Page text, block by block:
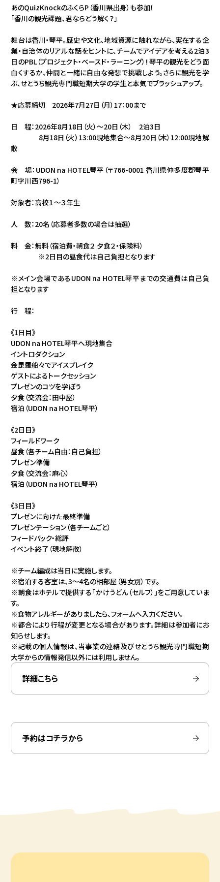
あのQuizKnockのふくらP（香川県出身）も参加！
「香川の観光課題、君ならどう解く？」
舞台は香川・琴平。歴史や文化、地域資源に触れながら、実在する企
業・自治体のリアルな話をヒントに、チームでアイデアを考える2泊3
日のPBL（プロジェクト・ベースド・ラーニング）！琴平の観光をどう面
白くするか、仲間と一緒に自由な発想で挑戦しよう。さらに観光を学
ぶ、せとうち観光専門職短期大学の学生と本気でブラッシュアップ。
★応募締切 2026年7月27日（月）17：00まで
日 程：2026年8月18日（火）～20日（木） 2泊3日
8月18日（火）13:00現地集合～8月20日（木）12:00現地解
散
会 場：UDON na HOTEL琴平（〒766-0001 香川県仲多度郡琴平
町字川西796-1）
対象者：高校１～３年生
人 数：20名（応募者多数の場合は抽選）
料 金：無料（宿泊費・朝食２ 夕食２・保険料）
※2日目の昼食代は自己負担となります
※メイン会場であるUDON na HOTEL琴平までの交通費は自己負
担となります
行 程：
《1日目》
UDON na HOTEL琴平へ現地集合
イントロダクション
金毘羅船々でアイスブレイク
ゲストによるトークセッション
プレゼンのコツを学ぼう
夕食（交流会：田中屋）
宿泊（UDON na HOTEL琴平）
《2日目》
フィールドワーク
昼食（各チーム自由：自己負担）
プレゼン準備
夕食（交流会：麻心）
宿泊（UDON na HOTEL琴平）
《3日目》
プレゼンに向けた最終準備
プレゼンテーション（各チームごと）
フィードバック・総評
イベント終了（現地解散）
※チーム編成は当日に実施します。
※宿泊する客室は、3～4名の相部屋（男女別）です。
※朝食はホテルで提供する「かけうどん（セルフ）」をご用意していま
す。
※食物アレルギーがありましたら、フォームへ入力ください。
※都合により行程が変更となる場合があります。詳細は参加者にお
知らせします。
※記載の個人情報は、当事業の連絡及びせとうち観光専門職短期
大学からの情報発信以外には利用しません。
詳細こちら
予約はコチラから